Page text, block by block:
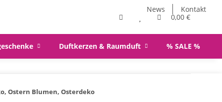
News
Kontakt
0,00 €
Duftkerzen & Raumduft % SALE %
Ostern Blumen, Osterdeko